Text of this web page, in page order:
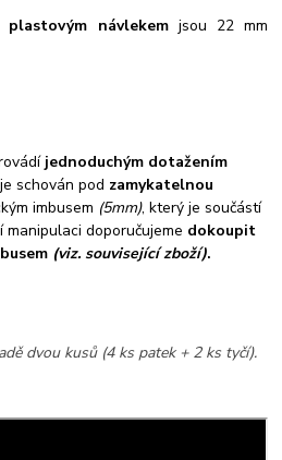
návlekemjsou 22 mm
jednoduchým dotažením
schován pod zamykatelnou
imbusem (5mm), který je součástí
manipulaci doporučujeme dokoupit
(viz. související zboží).
dvou kusů (4 ks patek + 2 ks tyčí).